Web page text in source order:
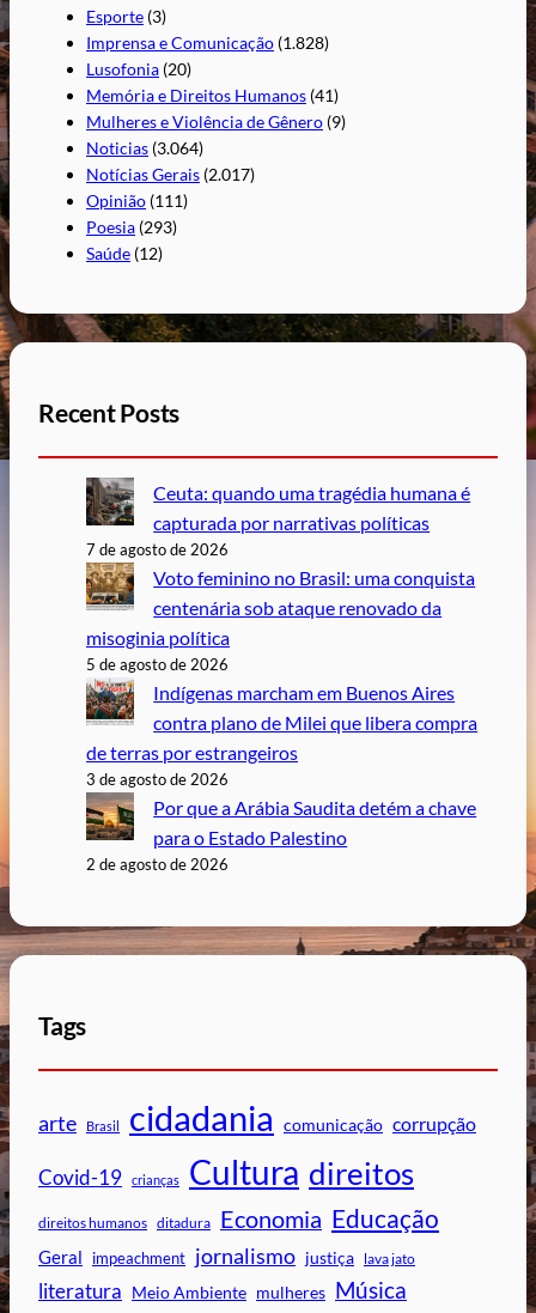
Esporte (3)
Imprensa e Comunicação (1.828)
Lusofonia (20)
Memória e Direitos Humanos (41)
Mulheres e Violência de Gênero (9)
Noticias (3.064)
Notícias Gerais (2.017)
Opinião (111)
Poesia (293)
Saúde (12)
Recent Posts
Ceuta: quando uma tragédia humana é
capturada por narrativas políticas
7 de agosto de 2026
Voto feminino no Brasil: uma conquista
centenária sob ataque renovado da
misoginia política
5 de agosto de 2026
Indígenas marcham em Buenos Aires
contra plano de Milei que libera compra
de terras por estrangeiros
3 de agosto de 2026
Por que a Arábia Saudita detém a chave
para o Estado Palestino
2 de agosto de 2026
Tags
arte Brasil cidadania comunicação corrupção
Covid-19 crianças Cultura direitos
direitos humanos ditadura Economia Educação
Geral impeachment jornalismo justiça lava jato
literatura Meio Ambiente mulheres Música